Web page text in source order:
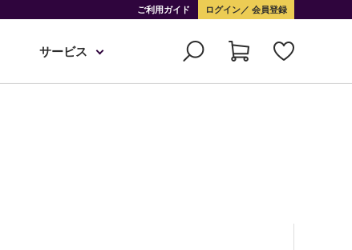
ご利用ガイド ログイン 会員登録
サービス